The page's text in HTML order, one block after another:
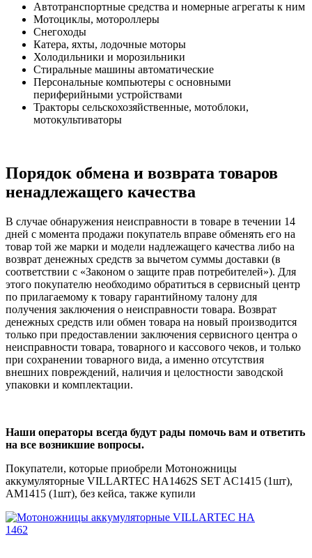
Автотранспортные средства и номерные агрегаты к ним
Мотоциклы, мотороллеры
Снегоходы
Катера, яхты, лодочные моторы
Холодильники и морозильники
Стиральные машины автоматические
Персональные компьютеры с основными
периферийными устройствами
Тракторы сельскохозяйственные, мотоблоки,
мотокультиваторы
Порядок обмена и возврата товаров
ненадлежащего качества
В случае обнаружения неисправности в товаре в течении 14
дней с момента продажи покупатель вправе обменять его на
товар той же марки и модели надлежащего качества либо на
возврат денежных средств за вычетом суммы доставки (в
соответствии с «Законом о защите прав потребителей»). Для
этого покупателю необходимо обратиться в сервисный центр
по прилагаемому к товару гарантийному талону для
получения заключения о неисправности товара. Возврат
денежных средств или обмен товара на новый производится
только при предоставлении заключения сервисного центра о
неисправности товара, товарного и кассового чеков, и только
при сохранении товарного вида, а именно отсутствия
внешних повреждений, наличия и целостности заводской
упаковки и комплектации.
Наши операторы всегда будут рады помочь вам и ответить
на все возникшие вопросы.
Покупатели, которые приобрели Мотоножницы
аккумуляторные VILLARTEC HA1462S SET AC1415 (1шт),
AM1415 (1шт), без кейса, также купили